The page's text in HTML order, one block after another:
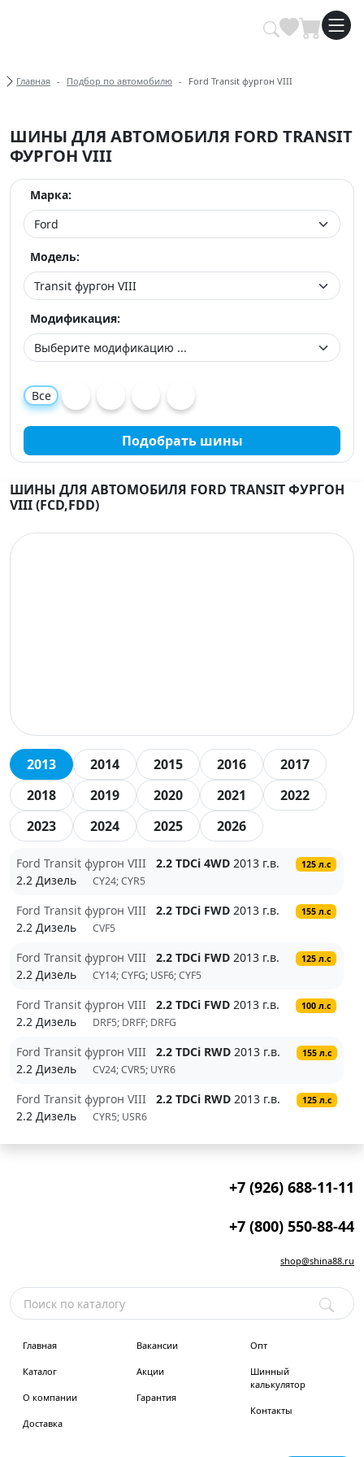
Купить автомобильные шины
Хлебные крошки
Главная Подбор по автомобилю Ford Transit фургон VIII
ШИНЫ ДЛЯ АВТОМОБИЛЯ FORD TRANSIT
ФУРГОН VIII
Марка:
Модель:
Модификация:
Все
Подобрать шины
ШИНЫ ДЛЯ АВТОМОБИЛЯ FORD TRANSIT ФУРГОН
VIII (FCD,FDD)
2013 2014 2015 2016
2017
2018
2019 2020 2021
2022
2023
2024 2025 2026
Ford Transit фургон VIII 2.2 TDCi 4WD 2013 г.в. 125 л.с
2.2 Дизель CY24; CYR5
Ford Transit фургон VIII 2.2 TDCi FWD 2013 г.в. 155 л.с
2.2 Дизель CVF5
Ford Transit фургон VIII 2.2 TDCi FWD 2013 г.в. 125 л.с
2.2 Дизель CY14; CYFG; USF6; CYF5
Ford Transit фургон VIII 2.2 TDCi FWD 2013 г.в. 100 л.с
2.2 Дизель DRF5; DRFF; DRFG
Ford Transit фургон VIII 2.2 TDCi RWD 2013 г.в. 155 л.с
2.2 Дизель CV24; CVR5; UYR6
Ford Transit фургон VIII 2.2 TDCi RWD 2013 г.в. 125 л.с
2.2 Дизель CYR5; USR6
+7 (926) 688-11-11
+7 (800) 550-88-44
shop@shina88.ru
Главная
Каталог
О компании
Доставка
Вакансии
Акции
Гарантия
Опт
Шинный
калькулятор
Контакты